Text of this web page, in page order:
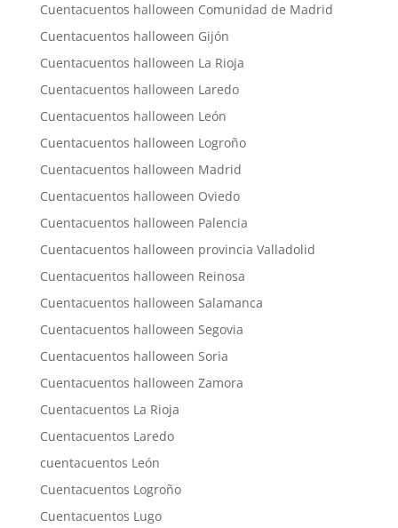
Cuentacuentos halloween Comunidad de Madrid
Cuentacuentos halloween Gijón
Cuentacuentos halloween La Rioja
Cuentacuentos halloween Laredo
Cuentacuentos halloween León
Cuentacuentos halloween Logroño
Cuentacuentos halloween Madrid
Cuentacuentos halloween Oviedo
Cuentacuentos halloween Palencia
Cuentacuentos halloween provincia Valladolid
Cuentacuentos halloween Reinosa
Cuentacuentos halloween Salamanca
Cuentacuentos halloween Segovia
Cuentacuentos halloween Soria
Cuentacuentos halloween Zamora
Cuentacuentos La Rioja
Cuentacuentos Laredo
cuentacuentos León
Cuentacuentos Logroño
Cuentacuentos Lugo